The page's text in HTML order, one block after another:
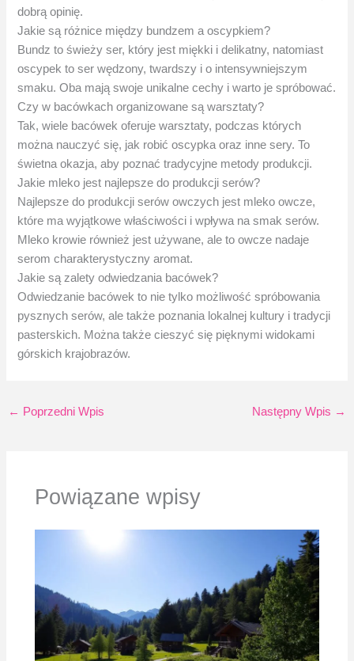
dobrą opinię.
Jakie są różnice między bundzem a oscypkiem?
Bundz to świeży ser, który jest miękki i delikatny, natomiast
oscypek to ser wędzony, twardszy i o intensywniejszym
smaku. Oba mają swoje unikalne cechy i warto je spróbować.
Czy w bacówkach organizowane są warsztaty?
Tak, wiele bacówek oferuje warsztaty, podczas których
można nauczyć się, jak robić oscypka oraz inne sery. To
świetna okazja, aby poznać tradycyjne metody produkcji.
Jakie mleko jest najlepsze do produkcji serów?
Najlepsze do produkcji serów owczych jest mleko owcze,
które ma wyjątkowe właściwości i wpływa na smak serów.
Mleko krowie również jest używane, ale to owcze nadaje
serom charakterystyczny aromat.
Jakie są zalety odwiedzania bacówek?
Odwiedzanie bacówek to nie tylko możliwość spróbowania
pysznych serów, ale także poznania lokalnej kultury i tradycji
pasterskich. Można także cieszyć się pięknymi widokami
górskich krajobrazów.
← Poprzedni Wpis Następny Wpis →
Powiązane wpisy